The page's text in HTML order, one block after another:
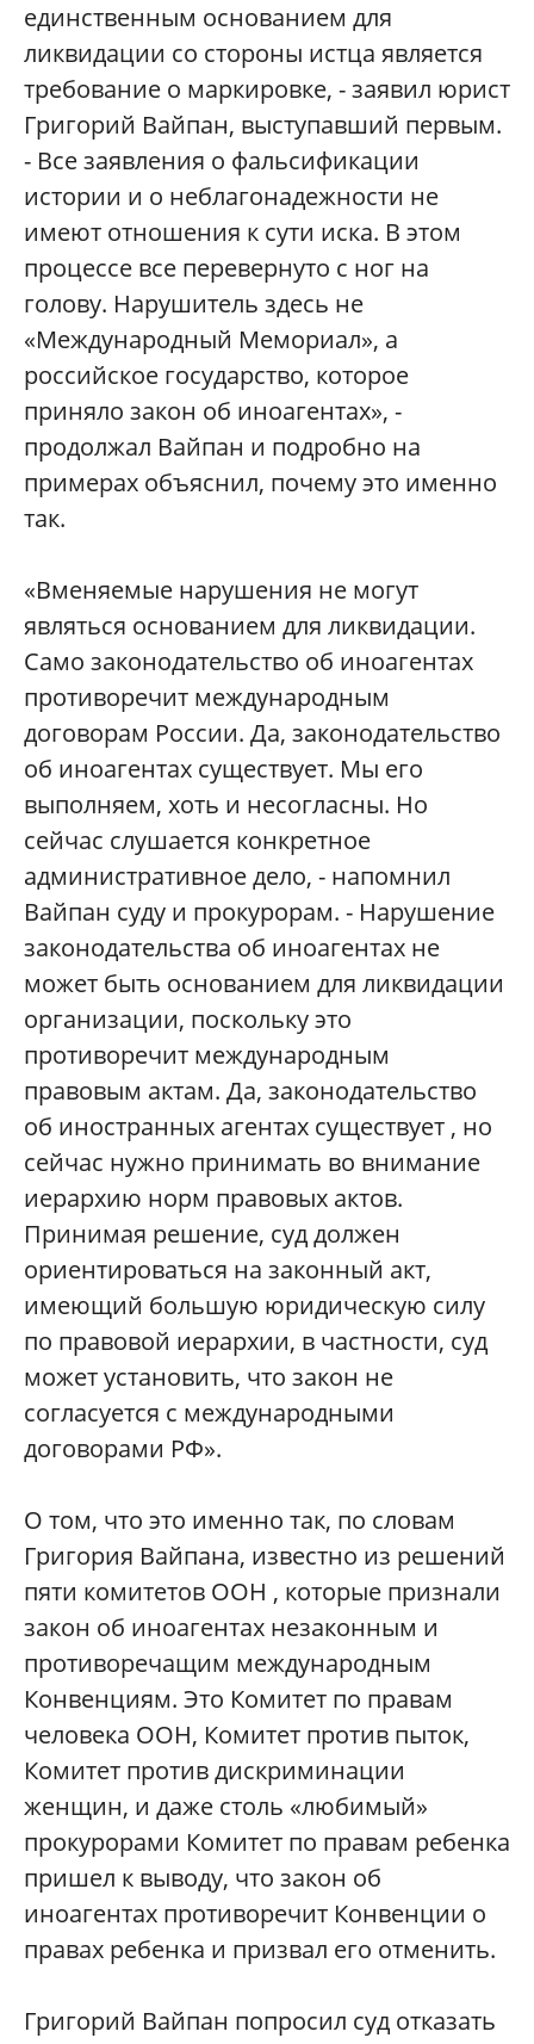
единственным основанием для
ликвидации со стороны истца является
требование о маркировке, - заявил юрист
Григорий Вайпан, выступавший первым.
- Все заявления о фальсификации
истории и о неблагонадежности не
имеют отношения к сути иска. В этом
процессе все перевернуто с ног на
голову. Нарушитель здесь не
«Международный Мемориал», а
российское государство, которое
приняло закон об иноагентах», -
продолжал Вайпан и подробно на
примерах объяснил, почему это именно
так.
«Вменяемые нарушения не могут
являться основанием для ликвидации.
Само законодательство об иноагентах
противоречит международным
договорам России. Да, законодательство
об иноагентах существует. Мы его
выполняем, хоть и несогласны. Но
сейчас слушается конкретное
административное дело, - напомнил
Вайпан суду и прокурорам. - Нарушение
законодательства об иноагентах не
может быть основанием для ликвидации
организации, поскольку это
противоречит международным
правовым актам. Да, законодательство
об иностранных агентах существует , но
сейчас нужно принимать во внимание
иерархию норм правовых актов.
Принимая решение, суд должен
ориентироваться на законный акт,
имеющий большую юридическую силу
по правовой иерархии, в частности, суд
может установить, что закон не
согласуется с международными
договорами РФ».
О том, что это именно так, по словам
Григория Вайпана, известно из решений
пяти комитетов ООН , которые признали
закон об иноагентах незаконным и
противоречащим международным
Конвенциям. Это Комитет по правам
человека ООН, Комитет против пыток,
Комитет против дискриминации
женщин, и даже столь «любимый»
прокурорами Комитет по правам ребенка
пришел к выводу, что закон об
иноагентах противоречит Конвенции о
правах ребенка и призвал его отменить.
Григорий Вайпан попросил суд отказать